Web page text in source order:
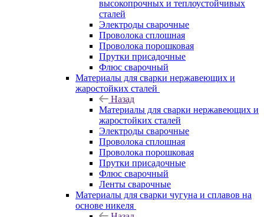
высокопрочных и теплоустойчивых
сталей
Электроды сварочные
Проволока сплошная
Проволока порошковая
Прутки присадочные
Флюс сварочный
Материалы для сварки нержавеющих и
жаростойких сталей
Назад
Материалы для сварки нержавеющих и
жаростойких сталей
Электроды сварочные
Проволока сплошная
Проволока порошковая
Прутки присадочные
Флюс сварочный
Ленты сварочные
Материалы для сварки чугуна и сплавов на
основе никеля